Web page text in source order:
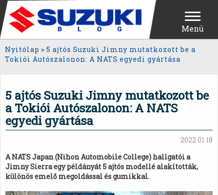
Menü
Nyitólap > 5 ajtós Suzuki Jimny mutatkozott be a
Tokiói Autószalonon: A NATS egyedi gyártása
5 ajtós Suzuki Jimny mutatkozott be
a Tokiói Autószalonon: A NATS
egyedi gyártása
2022.01.18
A NATS Japan (Nihon Automobile College) hallgatói a
Jimny Sierra egy példányát 5 ajtós modellé alakították,
különös emelő megoldással és gumikkal.